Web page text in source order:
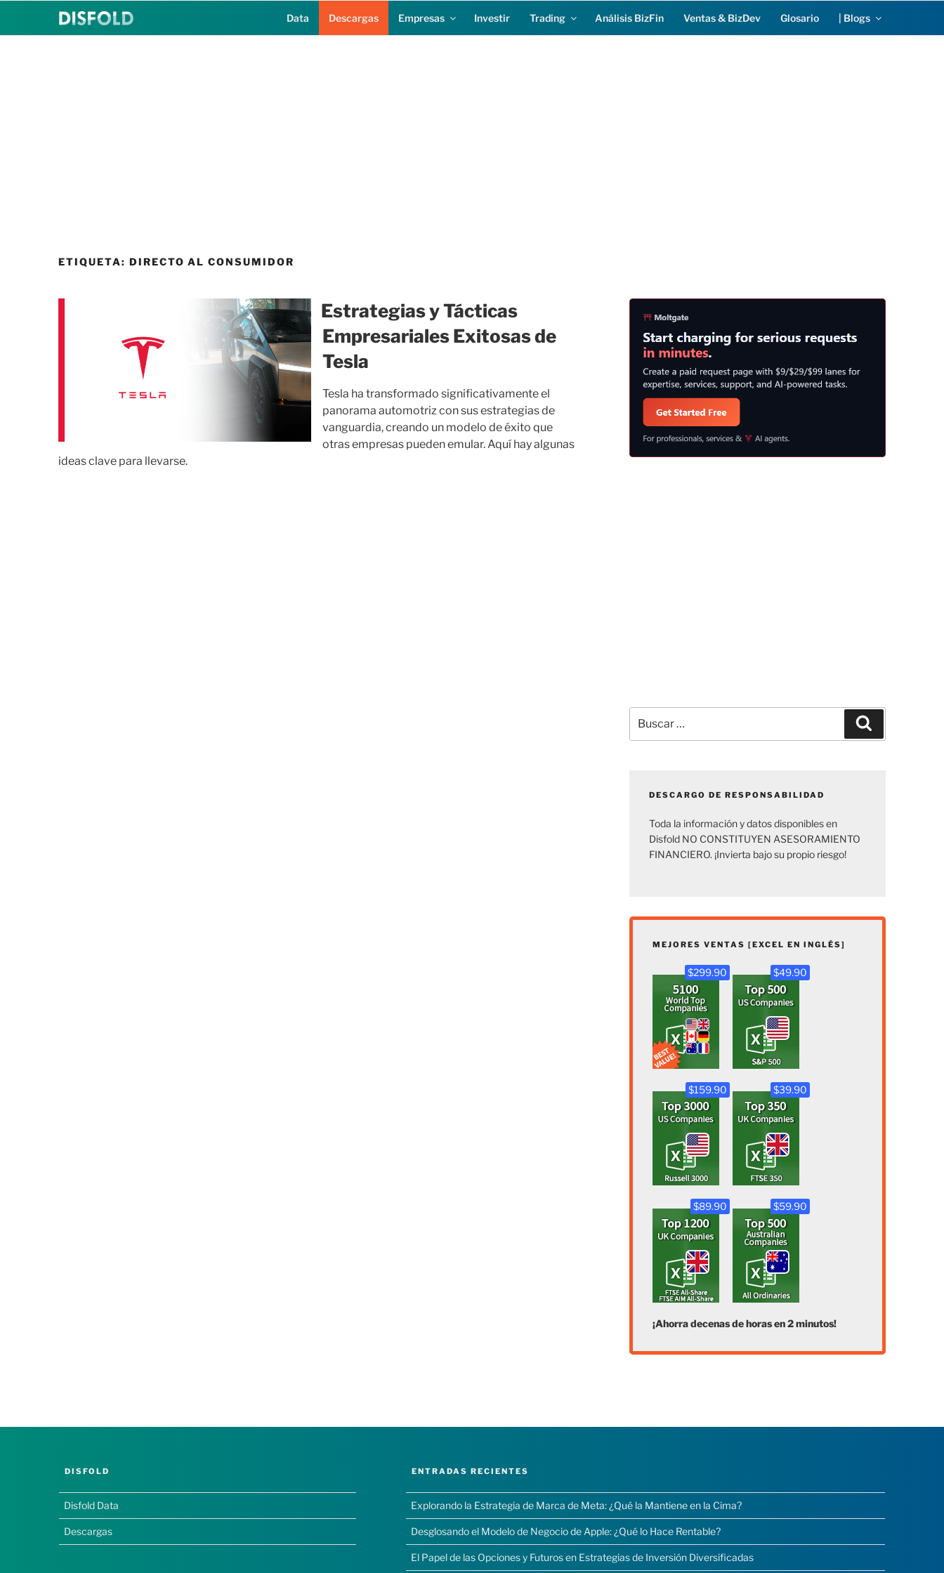
Data Descargas Empresas Investir Trading Análisis BizFin Ventas & BizDev Glosario | Blogs
ETIQUETA: DIRECTO AL CONSUMIDOR
Estrategias y Tácticas
Empresariales Exitosas de
Tesla
Tesla ha transformado significativamente el
panorama automotriz con sus estrategias de
vanguardia, creando un modelo de éxito que
otras empresas pueden emular. Aquí hay algunas
ideas clave para llevarse.
por:
DESCARGO DE RESPONSABILIDAD
Toda la información y datos disponibles en
Disfold NO CONSTITUYEN ASESORAMIENTO
FINANCIERO. ¡Invierta bajo su propio riesgo!
MEJORES VENTAS [EXCEL EN INGLÉS]
$299.90 $49.90
$159.90 $39.90
$89.90 $59.90
¡Ahorra decenas de horas en 2 minutos!
DISFOLD
Disfold Data
Descargas
ENTRADAS RECIENTES
Explorando la Estrategia de Marca de Meta: ¿Qué la Mantiene en la Cima?
Desglosando el Modelo de Negocio de Apple: ¿Qué lo Hace Rentable?
El Papel de las Opciones y Futuros en Estrategias de Inversión Diversificadas